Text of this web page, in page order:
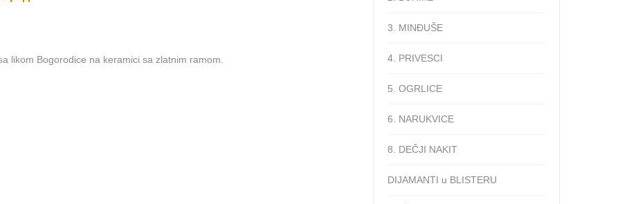
likom Bogorodice na keramici sa zlatnim ramom.
3. MINĐUŠE
4. PRIVESCI
5. OGRLICE
6. NARUKVICE
8. DEČJI NAKIT
DIJAMANTI u BLISTERU